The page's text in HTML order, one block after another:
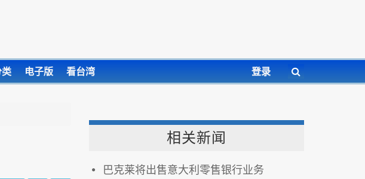
电子版 看台湾 登录
相关新闻
巴克莱将出售意大利零售银行业务